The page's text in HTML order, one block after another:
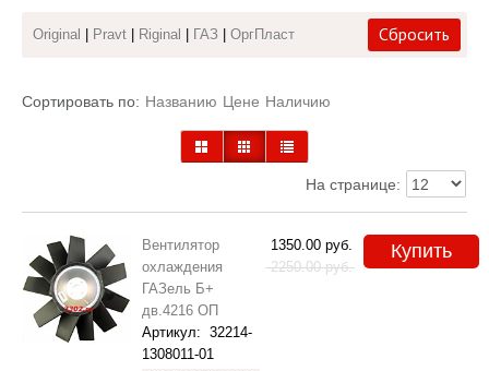
Покупка и оплата
Original Pravt Riginal ГАЗ ОргПласт Сбросить
Сортировать по: Названию Цене Наличию
На странице:
Вентилятор
охлаждения
ГАЗель Б+
дв.4216 ОП
Артикул: 32214-
1308011-01
1350.00 руб.
2250.00 руб.
Купить